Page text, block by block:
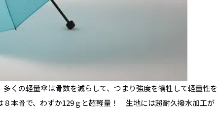
くの軽量傘は骨数を減らして、つまり強度を犠牲して軽量性を
８本骨で、わずか129ｇと超軽量！ 生地には超耐久撥水加工が